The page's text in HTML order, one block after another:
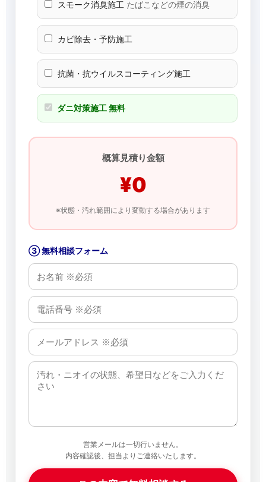
スモーク消臭施工 たばこなどの煙の消臭
カビ除去・予防施工
抗菌・抗ウイルスコーティング施工
ダニ対策施工 無料
概算見積り金額
¥0
※状態・汚れ範囲により変動する場合があります
③ 無料相談フォーム
営業メールは一切行いません。
内容確認後、担当よりご連絡いたします。